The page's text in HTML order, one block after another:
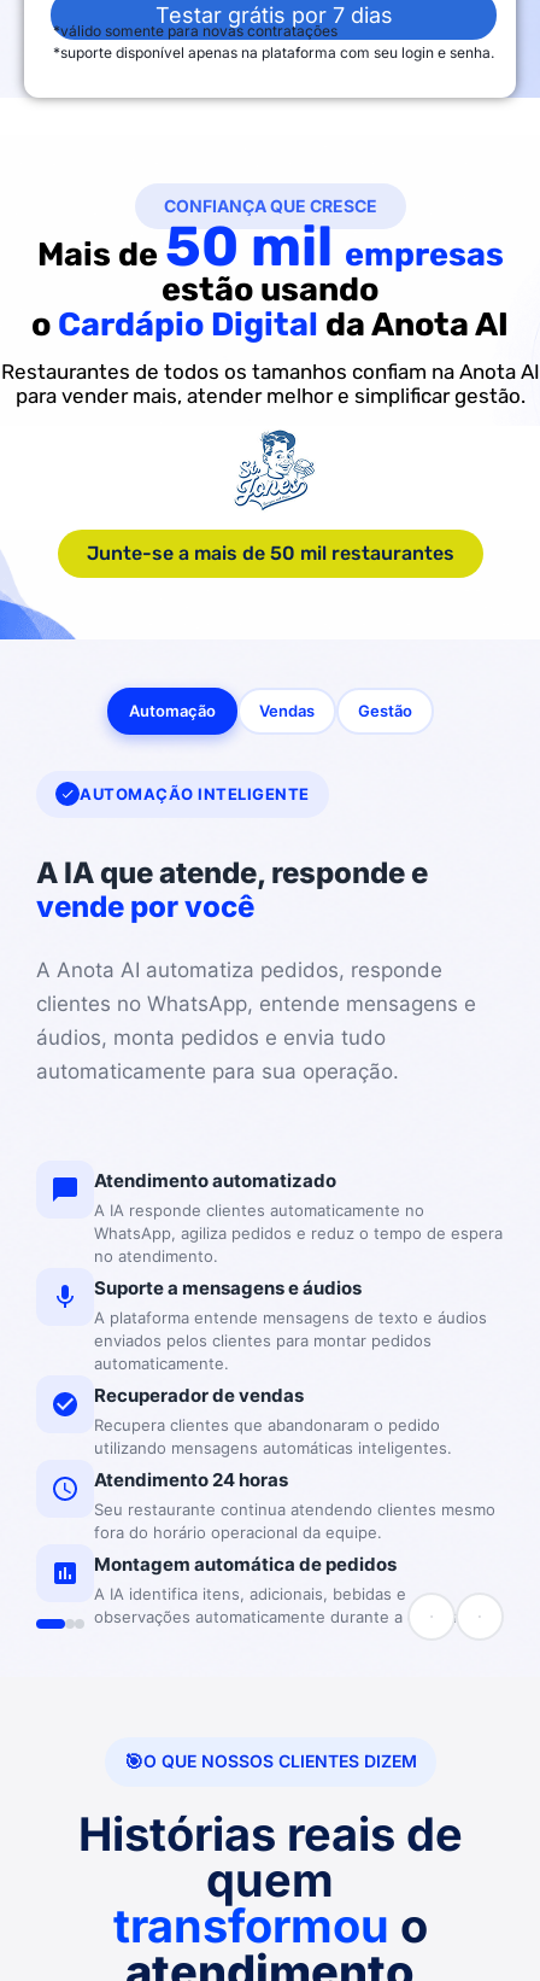
Testar grátis por 7 dias
*válido somente para novas contratações
*suporte disponível apenas na plataforma com seu login e senha.
CONFIANÇA QUE CRESCE
Mais de 50 milempresas
estão usando
o Cardápio Digital da Anota AI
Restaurantes de todos os tamanhos confiam na Anota AI
para vender mais, atender melhor e simplificar gestão.
Junte-se a mais de 50 mil restaurantes
Automação Vendas Gestão
AUTOMAÇÃO INTELIGENTE
A IA que atende, responde e
vende por você
A Anota AI automatiza pedidos, responde
clientes no WhatsApp, entende mensagens e
áudios, monta pedidos e envia tudo
automaticamente para sua operação.
Atendimento automatizado
A IA responde clientes automaticamente no
WhatsApp, agiliza pedidos e reduz o tempo de espera
no atendimento.
Suporte a mensagens e áudios
A plataforma entende mensagens de texto e áudios
enviados pelos clientes para montar pedidos
automaticamente.
Recuperador de vendas
Recupera clientes que abandonaram o pedido
utilizando mensagens automáticas inteligentes.
Atendimento 24 horas
Seu restaurante continua atendendo clientes mesmo
fora do horário operacional da equipe.
Montagem automática de pedidos
A IA identifica itens, adicionais, bebidas e
observações automaticamente durante a conversa.
O QUE NOSSOS CLIENTES DIZEM
Histórias reais de
quem
transformou o